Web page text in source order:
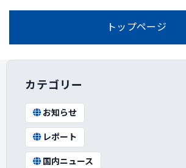
トップページ
カテゴリー
お知らせ
レポート
国内ニュース